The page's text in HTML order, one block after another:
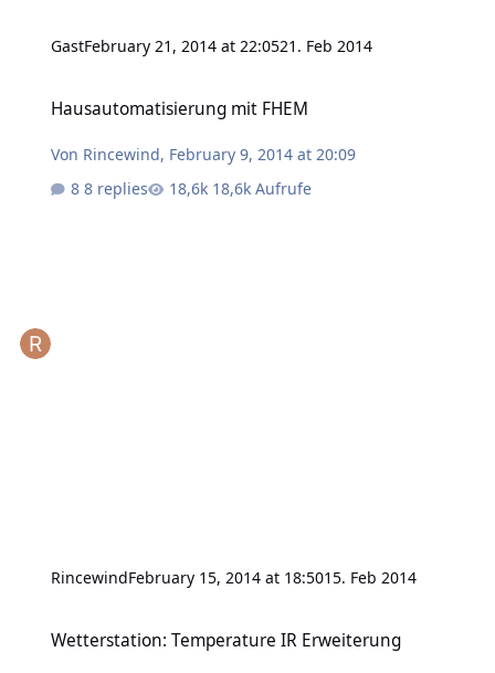
GastFebruary 21, 2014 at 22:0521. Feb 2014
Hausautomatisierung mit FHEM
Von Rincewind, February 9, 2014 at 20:09
8 replies
18,6k Aufrufe
RincewindFebruary 15, 2014 at 18:5015. Feb 2014
Wetterstation: Temperature IR Erweiterung